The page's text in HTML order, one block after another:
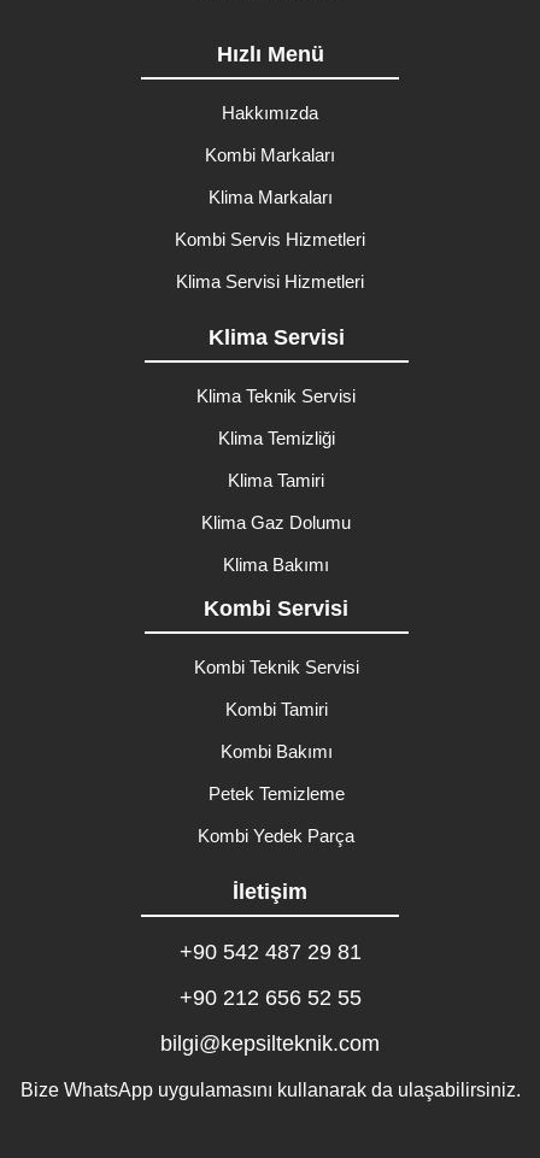
Hızlı Menü
Hakkımızda
Kombi Markaları
Klima Markaları
Kombi Servis Hizmetleri
Klima Servisi Hizmetleri
Klima Servisi
Klima Teknik Servisi
Klima Temizliği
Klima Tamiri
Klima Gaz Dolumu
Klima Bakımı
Kombi Servisi
Kombi Teknik Servisi
Kombi Tamiri
Kombi Bakımı
Petek Temizleme
Kombi Yedek Parça
İletişim
+90 542 487 29 81
+90 212 656 52 55
bilgi@kepsilteknik.com
Bize WhatsApp uygulamasını kullanarak da ulaşabilirsiniz.